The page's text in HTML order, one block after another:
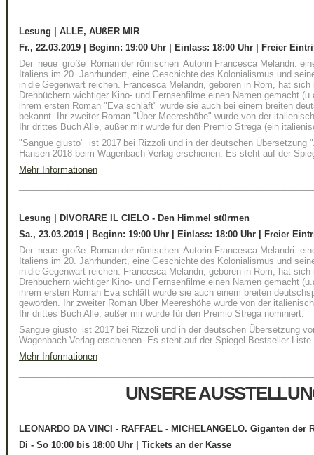
Lesung | ALLE, AUßER MIR
Fr., 22.03.2019 | Beginn: 19:00 Uhr | Einlass: 18:00 Uhr | Freier
Der neue große Roman der römischen Autorin Francesca Melandri:
Italiens im 20. Jahrhundert, eine Geschichte des Kolonialismus und
in die Gegenwart reichen. Francesca Melandri, geboren in Rom, hat
Drehbüchern wichtiger Kino- und Fernsehfilme einen Namen gemacht
ihrem ersten Roman "Eva schläft" wurde sie auch bei einem breiten
bekannt. Ihr zweiter Roman "Über Meereshöhe" wurde von der
Ihr drittes Buch Alle, außer mir wurde für den Premio Strega (ein
"Sangue giusto" ist 2017 bei Rizzoli und in der deutschen Übersetzung
Hansen 2018 beim Wagenbach-Verlag erschienen. Es steht auf der
Mehr Informationen
Lesung | DIVORARE IL CIELO - Den Himmel stürmen
Sa., 23.03.2019 | Beginn: 19:00 Uhr | Einlass: 18:00 Uhr | Freier
Der neue große Roman der römischen Autorin Francesca Melandri:
Italiens im 20. Jahrhundert, eine Geschichte des Kolonialismus und
in die Gegenwart reichen. Francesca Melandri, geboren in Rom, hat
Drehbüchern wichtiger Kino- und Fernsehfilme einen Namen gemacht
ihrem ersten Roman Eva schläft wurde sie auch einem breiten
geworden. Ihr zweiter Roman Über Meereshöhe wurde von der
Ihr drittes Buch Alle, außer mir wurde für den Premio Strega nominiert.
Sangue giusto ist 2017 bei Rizzoli und in der deutschen Übersetzung
Wagenbach-Verlag erschienen. Es steht auf der Spiegel-Bestseller-
Mehr Informationen
UNSERE
LEONARDO DA VINCI - RAFFAEL - MICHELANGELO. Giganten der
Di - So 10:00 bis 18:00 Uhr | Tickets an der Kasse